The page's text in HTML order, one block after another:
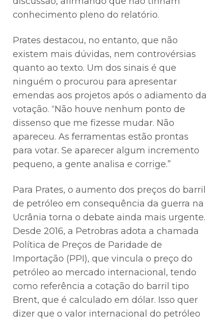
conhecimento pleno do relatório.
Prates destacou, no entanto, que não
existem mais dúvidas, nem controvérsias
quanto ao texto. Um dos sinais é que
ninguém o procurou para apresentar
emendas aos projetos após o adiamento da
votação. “Não houve nenhum ponto de
dissenso que me fizesse mudar. Não
apareceu. As ferramentas estão prontas
para votar. Se aparecer algum incremento
pequeno, a gente analisa e corrige.”
Para Prates, o aumento dos preços do barril
de petróleo em consequência da guerra na
Ucrânia torna o debate ainda mais urgente.
Desde 2016, a Petrobras adota a chamada
Política de Preços de Paridade de
Importação (PPI), que vincula o preço do
petróleo ao mercado internacional, tendo
como referência a cotação do barril tipo
Brent, que é calculado em dólar. Isso quer
dizer que o valor internacional do petróleo